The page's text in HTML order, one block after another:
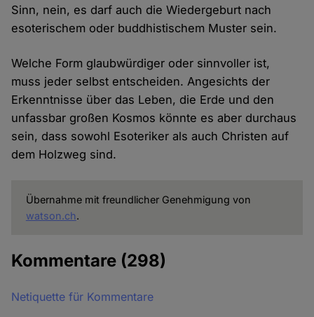
Sinn, nein, es darf auch die Wiedergeburt nach
esoterischem oder buddhistischem Muster sein.
Welche Form glaubwürdiger oder sinnvoller ist,
muss jeder selbst entscheiden. Angesichts der
Erkenntnisse über das Leben, die Erde und den
unfassbar großen Kosmos könnte es aber durchaus
sein, dass sowohl Esoteriker als auch Christen auf
dem Holzweg sind.
Übernahme mit freundlicher Genehmigung von
watson.ch.
Kommentare (298)
Netiquette für Kommentare